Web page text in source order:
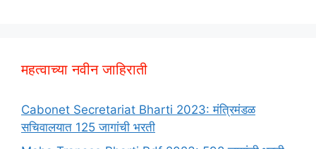
महत्वाच्या नवीन जाहिराती
Cabonet Secretariat Bharti 2023: मंत्रिमंडळ
सचिवालयात 125 जागांची भरती